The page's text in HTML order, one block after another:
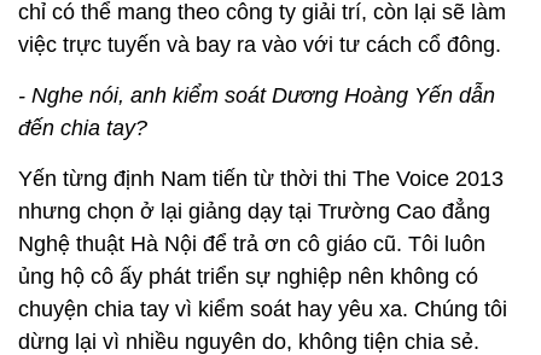
chỉ có thể mang theo công ty giải trí, còn lại sẽ làm
việc trực tuyến và bay ra vào với tư cách cổ đông.
- Nghe nói, anh kiểm soát Dương Hoàng Yến dẫn
đến chia tay?
Yến từng định Nam tiến từ thời thi The Voice 2013
nhưng chọn ở lại giảng dạy tại Trường Cao đẳng
Nghệ thuật Hà Nội để trả ơn cô giáo cũ. Tôi luôn
ủng hộ cô ấy phát triển sự nghiệp nên không có
chuyện chia tay vì kiểm soát hay yêu xa. Chúng tôi
dừng lại vì nhiều nguyên do, không tiện chia sẻ.